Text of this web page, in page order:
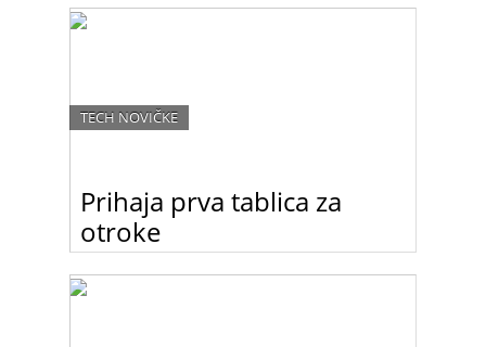
Prihaja prva tablica za
otroke
TECH NOVIČKE
Samsung Galaxy Tab 3 Kids, namenjenega
otrokom in opremljenega s številnimi